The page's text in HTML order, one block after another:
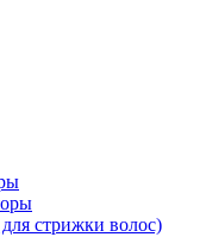
стрижки волос)